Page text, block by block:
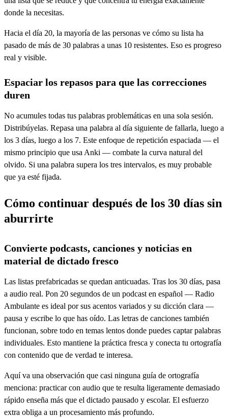
donde la necesitas.
Hacia el día 20, la mayoría de las personas ve cómo su lista ha
pasado de más de 30 palabras a unas 10 resistentes. Eso es progreso
real y visible.
Espaciar los repasos para que las correcciones
duren
No acumules todas tus palabras problemáticas en una sola sesión.
Distribúyelas. Repasa una palabra al día siguiente de fallarla, luego a
los 3 días, luego a los 7. Este enfoque de repetición espaciada — el
mismo principio que usa Anki — combate la curva natural del
olvido. Si una palabra supera los tres intervalos, es muy probable
que ya esté fijada.
Cómo continuar después de los 30 días sin
aburrirte
Convierte podcasts, canciones y noticias en
material de dictado fresco
Las listas prefabricadas se quedan anticuadas. Tras los 30 días, pasa
a audio real. Pon 20 segundos de un podcast en español — Radio
Ambulante es ideal por sus acentos variados y su dicción clara —
pausa y escribe lo que has oído. Las letras de canciones también
funcionan, sobre todo en temas lentos donde puedes captar palabras
individuales. Esto mantiene la práctica fresca y conecta tu ortografía
con contenido que de verdad te interesa.
Aquí va una observación que casi ninguna guía de ortografía
menciona: practicar con audio que te resulta ligeramente demasiado
rápido enseña más que el dictado pausado y escolar. El esfuerzo
extra obliga a un procesamiento más profundo.